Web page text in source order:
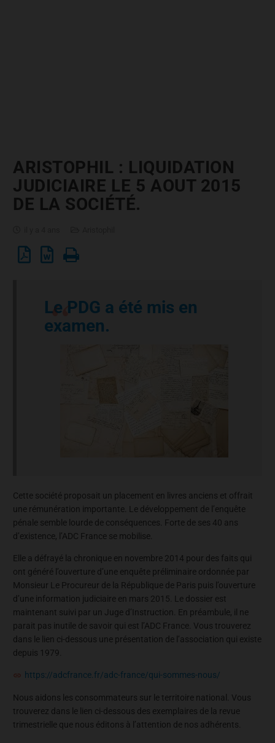
ARISTOPHIL : LIQUIDATION
JUDICIAIRE LE 5 AOUT 2015
DE LA SOCIÉTÉ.
Le PDG a été mis en
examen.
Cette société proposait un placement en livres anciens et offrait
une rémunération importante. Le développement de l’enquête
pénale semble lourde de conséquences. Forte de ses 40 ans
d’existence, l’ADC France se mobilise.
Elle a défrayé la chronique en novembre 2014 pour des faits qui
ont généré l’ouverture d’une enquête préliminaire ordonnée par
Monsieur Le Procureur de la République de Paris puis l’ouverture
d’une information judiciaire en mars 2015. Le dossier est
maintenant suivi par un Juge d’Instruction. En préambule, il ne
parait pas inutile de savoir qui est l’ADC France. Vous trouverez
dans le lien ci-dessous une présentation de l’association qui existe
depuis 1979.
https://adcfrance.fr/adc-france/qui-sommes-nous/
Nous aidons les consommateurs sur le territoire national. Vous
trouverez dans le lien ci-dessous des exemplaires de la revue
trimestrielle que nous éditons à l’attention de nos adhérents.